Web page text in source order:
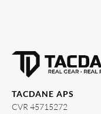
TACDANE APS
CVR 45715272